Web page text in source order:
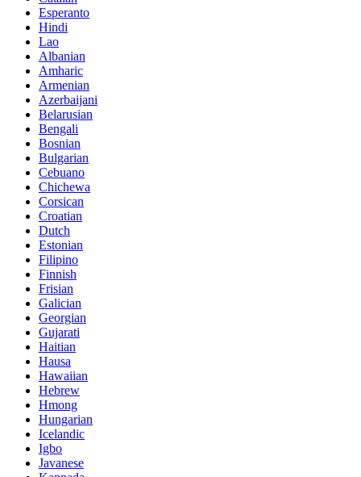
Esperanto
Hindi
Lao
Albanian
Amharic
Armenian
Azerbaijani
Belarusian
Bengali
Bosnian
Bulgarian
Cebuano
Chichewa
Corsican
Croatian
Dutch
Estonian
Filipino
Finnish
Frisian
Galician
Georgian
Gujarati
Haitian
Hausa
Hawaiian
Hebrew
Hmong
Hungarian
Icelandic
Igbo
Javanese